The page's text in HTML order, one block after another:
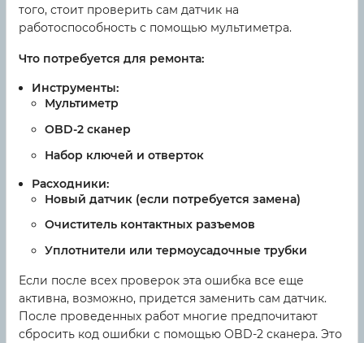
того, стоит проверить сам датчик на
работоспособность с помощью мультиметра.
Что потребуется для ремонта:
Инструменты:
Мультиметр
OBD-2 сканер
Набор ключей и отверток
Расходники:
Новый датчик (если потребуется замена)
Очиститель контактных разъемов
Уплотнители или термоусадочные трубки
Если после всех проверок эта ошибка все еще
активна, возможно, придется заменить сам датчик.
После проведенных работ многие предпочитают
сбросить код ошибки с помощью OBD-2 сканера. Это